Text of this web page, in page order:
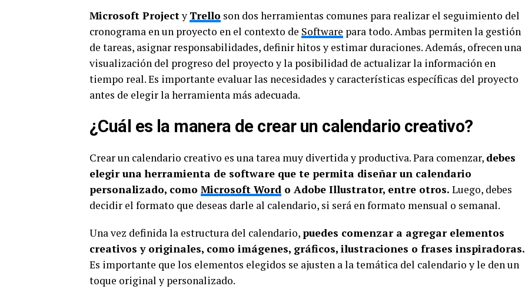
Microsoft Projecty Trello son dos herramientas comunes para realizar el seguimiento del
cronograma en un proyecto en el contexto de Software para todo. Ambas permiten la gestión
de tareas, asignar responsabilidades, definir hitos y estimar duraciones. Además, ofrecen una
visualización del progreso del proyecto y la posibilidad de actualizar la información en
tiempo real. Es importante evaluar las necesidades y características específicas del proyecto
antes de elegir la herramienta más adecuada.
¿Cuál es la manera de crear un calendario creativo?
Crear un calendario creativo es una tarea muy divertida y productiva. Para comenzar, debes
elegir una herramienta de software que te permita diseñar un calendario
personalizado, como Microsoft Word o Adobe Illustrator, entre otros. Luego, debes
decidir el formato que deseas darle al calendario, si será en formato mensual o semanal.
Una vez definida la estructura del calendario, puedes comenzar a agregar elementos
creativos y originales, como imágenes, gráficos, ilustraciones o frases inspiradoras.
Es importante que los elementos elegidos se ajusten a la temática del calendario y le den un
toque original y personalizado.